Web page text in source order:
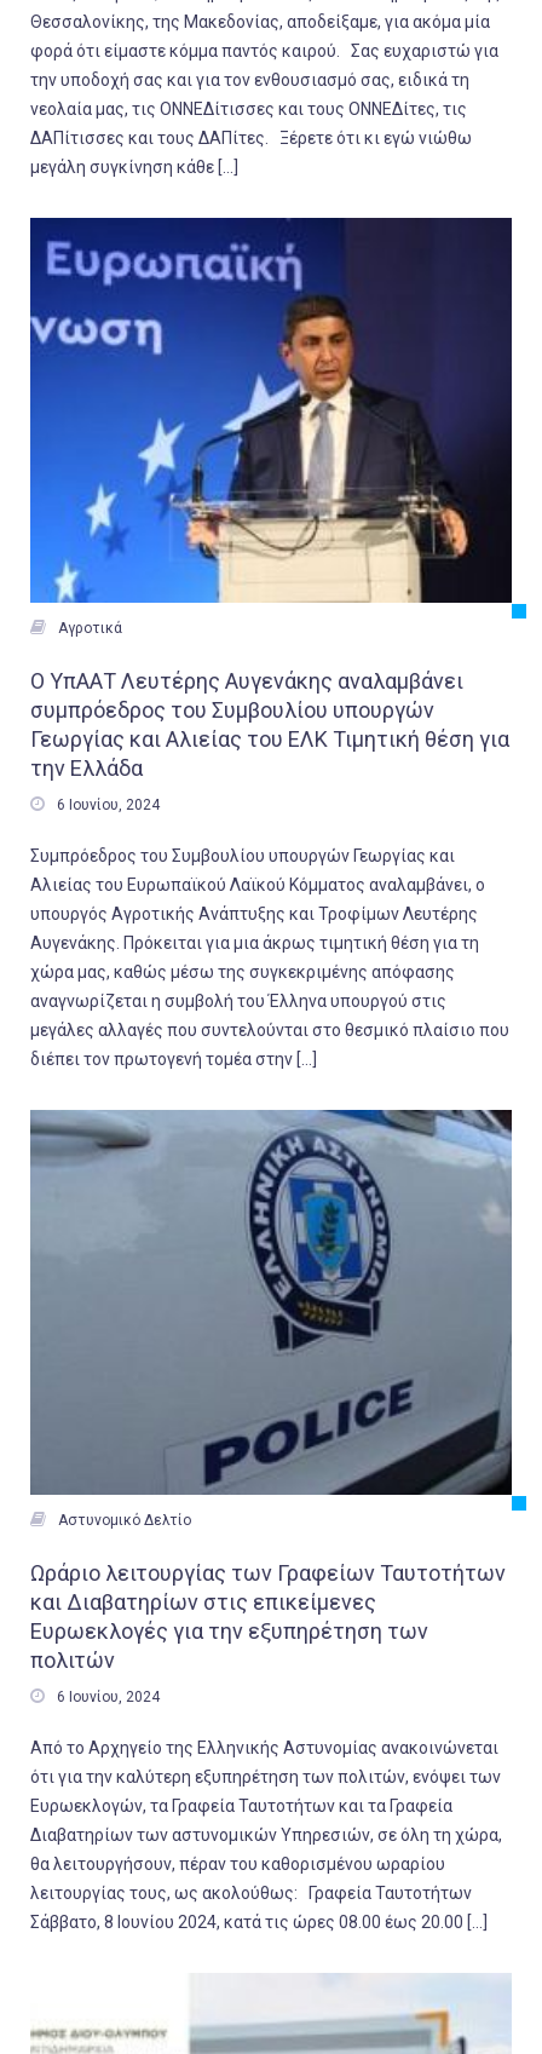
Θεσσαλονίκης, της Μακεδονίας, αποδείξαμε, για ακόμα μία
φορά ότι είμαστε κόμμα παντός καιρού. Σας ευχαριστώ για
την υποδοχή σας και για τον ενθουσιασμό σας, ειδικά τη
νεολαία μας, τις ΟΝΝΕΔίτισσες και τους ΟΝΝΕΔίτες, τις
ΔΑΠίτισσες και τους ΔΑΠίτες. Ξέρετε ότι κι εγώ νιώθω
μεγάλη συγκίνηση κάθε […]
 Αγροτικά
Ο ΥπΑΑΤ Λευτέρης Αυγενάκης αναλαμβάνει
συμπρόεδρος του Συμβουλίου υπουργών
Γεωργίας και Αλιείας του ΕΛΚ Τιμητική θέση για
την Ελλάδα
 6 Ιουνίου, 2024
Συμπρόεδρος του Συμβουλίου υπουργών Γεωργίας και
Αλιείας του Ευρωπαϊκού Λαϊκού Κόμματος αναλαμβάνει, ο
υπουργός Αγροτικής Ανάπτυξης και Τροφίμων Λευτέρης
Αυγενάκης. Πρόκειται για μια άκρως τιμητική θέση για τη
χώρα μας, καθώς μέσω της συγκεκριμένης απόφασης
αναγνωρίζεται η συμβολή του Έλληνα υπουργού στις
μεγάλες αλλαγές που συντελούνται στο θεσμικό πλαίσιο που
διέπει τον πρωτογενή τομέα στην […]
 Αστυνομικό Δελτίο
Ωράριο λειτουργίας των Γραφείων Ταυτοτήτων
και Διαβατηρίων στις επικείμενες
Ευρωεκλογές για την εξυπηρέτηση των
πολιτών
 6 Ιουνίου, 2024
Από το Αρχηγείο της Ελληνικής Αστυνομίας ανακοινώνεται
ότι για την καλύτερη εξυπηρέτηση των πολιτών, ενόψει των
Ευρωεκλογών, τα Γραφεία Ταυτοτήτων και τα Γραφεία
Διαβατηρίων των αστυνομικών Υπηρεσιών, σε όλη τη χώρα,
θα λειτουργήσουν, πέραν του καθορισμένου ωραρίου
λειτουργίας τους, ως ακολούθως: Γραφεία Ταυτοτήτων
Σάββατο, 8 Ιουνίου 2024, κατά τις ώρες 08.00 έως 20.00 […]